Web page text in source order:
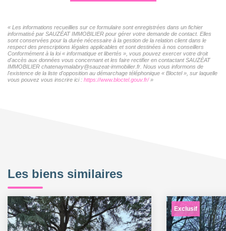
« Les informations recueillies sur ce formulaire sont enregistrées dans un fichier
informatisé par SAUZÉAT IMMOBILIER pour gérer votre demande de contact. Elles
sont conservées pour la durée nécessaire à la gestion de la relation client dans le
respect des prescriptions légales applicables et sont destinées à nos conseillers
Conformément à la loi « informatique et libertés », vous pouvez exercer votre droit
d'accès aux données vous concernant et les faire rectifier en contactant SAUZÉAT
IMMOBILIER chatenaymalabry@sauzeat-immobilier.fr. Nous vous informons de
l'existence de la liste d'opposition au démarchage téléphonique « Bloctel », sur laquelle
vous pouvez vous inscrire ici : https://www.bloctel.gouv.fr/»
Les biens similaires
Exclusif